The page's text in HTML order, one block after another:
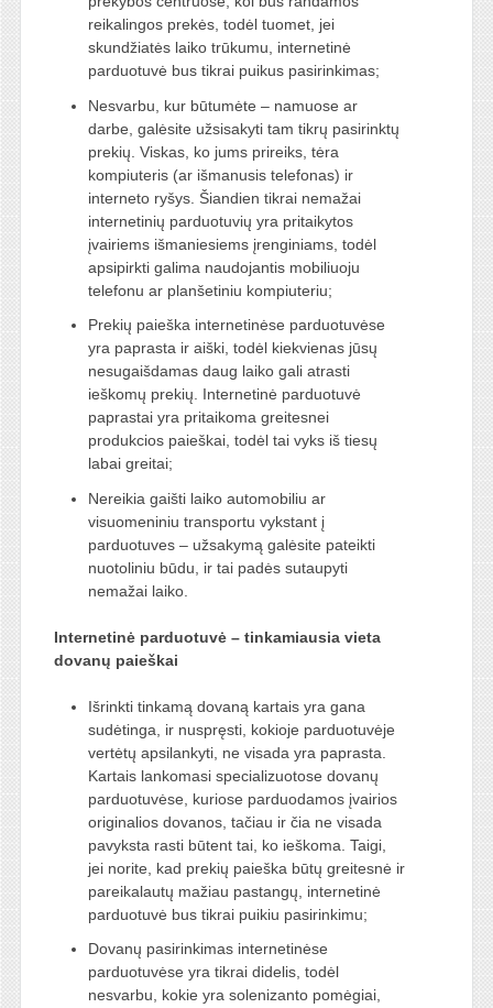
reikalingos prekės, todėl tuomet, jei
skundžiatės laiko trūkumu, internetinė
parduotuvė bus tikrai puikus pasirinkimas;
Nesvarbu, kur būtumėte – namuose ar
darbe, galėsite užsisakyti tam tikrų pasirinktų
prekių. Viskas, ko jums prireiks, tėra
kompiuteris (ar išmanusis telefonas) ir
interneto ryšys. Šiandien tikrai nemažai
internetinių parduotuvių yra pritaikytos
įvairiems išmaniesiems įrenginiams, todėl
apsipirkti galima naudojantis mobiliuoju
telefonu ar planšetiniu kompiuteriu;
Prekių paieška internetinėse parduotuvėse
yra paprasta ir aiški, todėl kiekvienas jūsų
nesugaišdamas daug laiko gali atrasti
ieškomų prekių. Internetinė parduotuvė
paprastai yra pritaikoma greitesnei
produkcios paieškai, todėl tai vyks iš tiesų
labai greitai;
Nereikia gaišti laiko automobiliu ar
visuomeniniu transportu vykstant į
parduotuves – užsakymą galėsite pateikti
nuotoliniu būdu, ir tai padės sutaupyti
nemažai laiko.
Internetinė parduotuvė – tinkamiausia vieta
dovanų paieškai
Išrinkti tinkamą dovaną kartais yra gana
sudėtinga, ir nuspręsti, kokioje parduotuvėje
vertėtų apsilankyti, ne visada yra paprasta.
Kartais lankomasi specializuotose dovanų
parduotuvėse, kuriose parduodamos įvairios
originalios dovanos, tačiau ir čia ne visada
pavyksta rasti būtent tai, ko ieškoma. Taigi,
jei norite, kad prekių paieška būtų greitesnė ir
pareikalautų mažiau pastangų, internetinė
parduotuvė bus tikrai puikiu pasirinkimu;
Dovanų pasirinkimas internetinėse
parduotuvėse yra tikrai didelis, todėl
nesvarbu, kokie yra solenizanto pomėgiai,